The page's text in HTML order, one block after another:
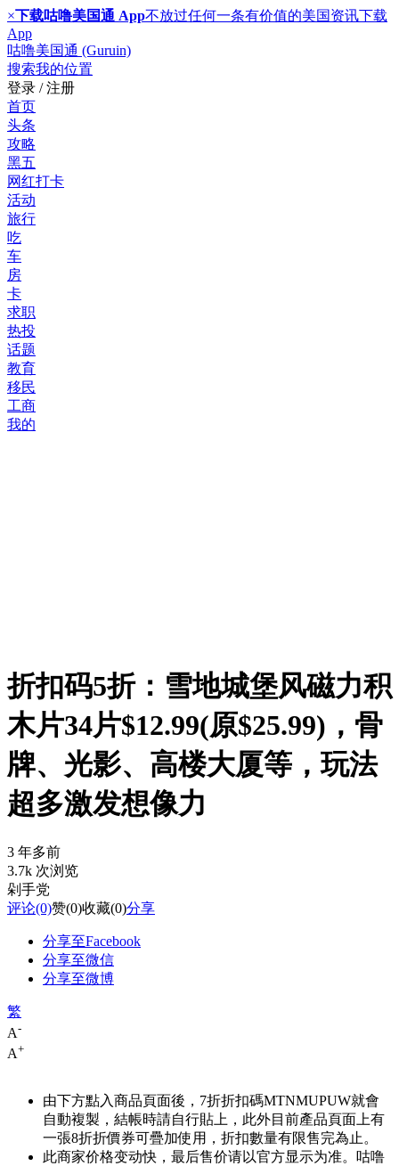
×下载咕噜美国通 App不放过任何一条有价值的美国资讯下载
App
咕噜美国通 (Guruin)
搜索我的位置
登录 / 注册
首页
头条
攻略
黑五
网红打卡
活动
旅行
吃
车
房
卡
求职
热投
话题
教育
移民
工商
我的
折扣码5折：雪地城堡风磁力积
木片34片$12.99(原$25.99)，骨
牌、光影、高楼大厦等，玩法
超多激发想像力
3 年多前
3.7k 次浏览
剁手党
评论(0)赞(0)收藏(0)分享
分享至Facebook
分享至微信
分享至微博
繁
A-
A+
由下方點入商品頁面後，7折折扣碼MTNMUPUW就會
自動複製，結帳時請自行貼上，此外目前產品頁面上有
一張8折折價券可疊加使用，折扣數量有限售完為止。
此商家价格变动快，最后售价请以官方显示为准。咕噜